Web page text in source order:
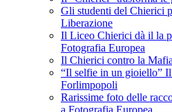
Gli studenti del Chierici
Liberazione
Il Liceo Chierici dà il la
Fotografia Europea
Il Chierici contro la Mafia
“Il selfie in un gioiello”
Forlimpopoli
Rarissime foto delle